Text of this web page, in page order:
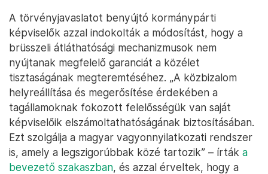
A törvényjavaslatot benyújtó kormánypárti
képviselők azzal indokolták a módosítást, hogy a
brüsszeli átláthatósági mechanizmusok nem
nyújtanak megfelelő garanciát a közélet
tisztaságának megteremtéséhez. „A közbizalom
helyreállítása és megerősítése érdekében a
tagállamoknak fokozott felelősségük van saját
képviselőik elszámoltathatóságának biztosításában.
Ezt szolgálja a magyar vagyonnyilatkozati rendszer
is, amely a legszigorúbbak közé tartozik” – írták a
bevezető szakaszban, és azzal érveltek, hogy a